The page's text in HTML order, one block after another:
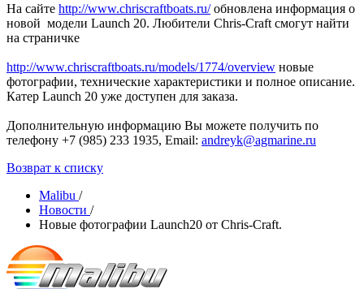
На сайте http://www.chriscraftboats.ru/обновлена информация о
новой модели Launch 20. Любители Chris-Craft смогут найти
на страничке
http://www.chriscraftboats.ru/models/1774/overview новые
фотографии, технические характеристики и полное описание.
Катер Launch 20 уже доступен для заказа.
Дополнительную информацию Вы можете получить по
телефону +7 (985) 233 1935, Email: andreyk@agmarine.ru
Возврат к списку
Malibu /
Новости /
Новые фотографии Launch20 от Chris-Craft.